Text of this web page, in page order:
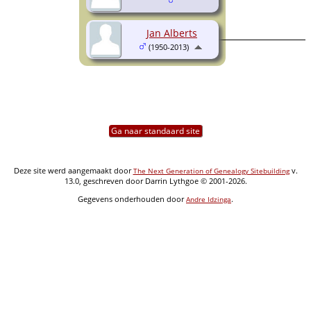
Jan Alberts
(1950-2013)
Ga naar standaard site
Deze site werd aangemaakt doorThe Next Generation of Genealogy Sitebuildingv.
13.0, geschreven door Darrin Lythgoe © 2001-2026.
Gegevens onderhouden doorAndre Idzinga.